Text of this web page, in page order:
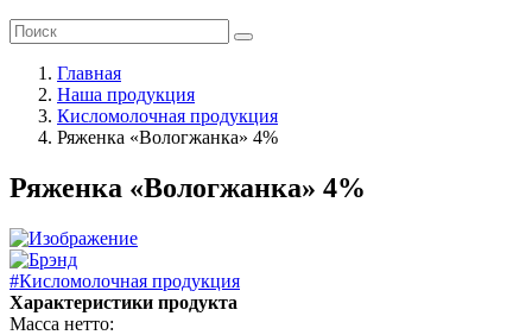
Главная
Наша продукция
Кисломолочная продукция
Ряженка «Вологжанка» 4%
Ряженка «Вологжанка» 4%
#Кисломолочная продукция
Характеристики продукта
Масса нетто: